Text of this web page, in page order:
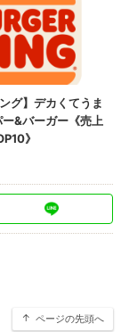
ページの先頭へ